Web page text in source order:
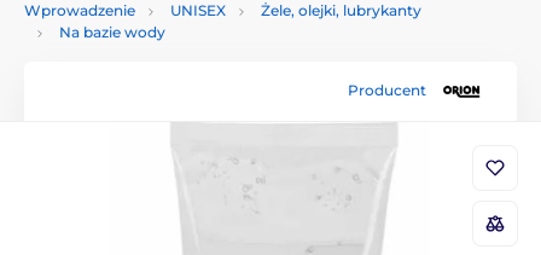
Wprowadzenie UNISEX
Żele, olejki, lubrykanty
Na bazie wody
Producent